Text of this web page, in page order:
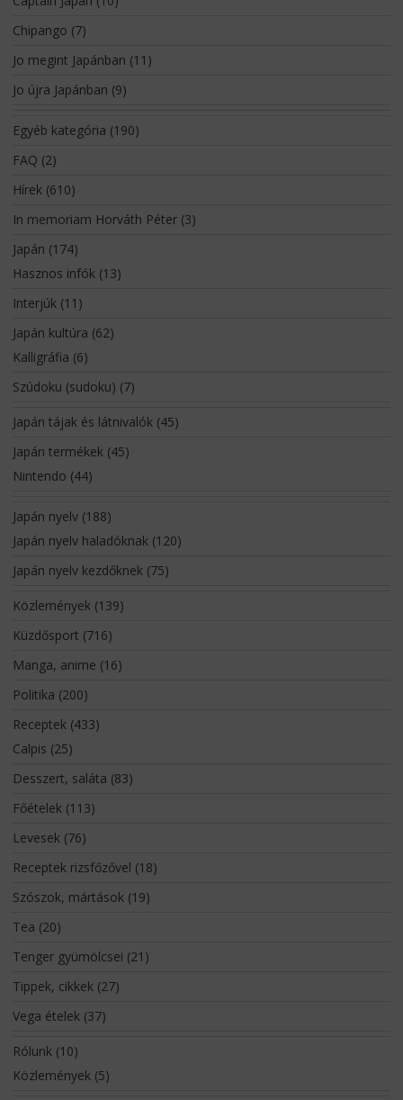
Chipango (7)
Jo megint Japánban (11)
Jo újra Japánban (9)
Egyéb kategória (190)
FAQ (2)
Hírek(610)
In memoriam Horváth Péter(3)
Japán (174)
Hasznos infók(13)
Interjúk(11)
Japán kultúra (62)
Kalligráfia (6)
Szúdoku (sudoku) (7)
Japán tájak és látnivalók(45)
Japán termékek(45)
Nintendo (44)
Japán nyelv(188)
Japán nyelv haladóknak(120)
Japán nyelv kezdőknek(75)
Közlemények(139)
Küzdősport (716)
Manga, anime (16)
Politika (200)
Receptek(433)
Calpis (25)
Desszert, saláta (83)
Főételek(113)
Levesek(76)
Receptek rizsfőzővel (18)
Szószok, mártások(19)
Tea (20)
Tenger gyümölcsei (21)
Tippek, cikkek(27)
Vega ételek(37)
Rólunk(10)
Közlemények(5)